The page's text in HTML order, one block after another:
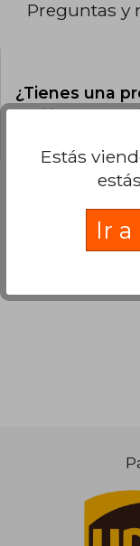
Preguntas y
¿Tienes una
sesiónpara
Estás
Ir